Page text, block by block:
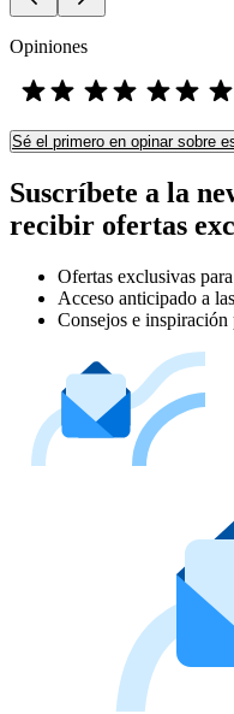
Opiniones
Sé el primero en opinar sobre
Suscríbete a la
recibir ofertas
Ofertas exclusivas
Acceso anticipado a
Consejos e inspiración